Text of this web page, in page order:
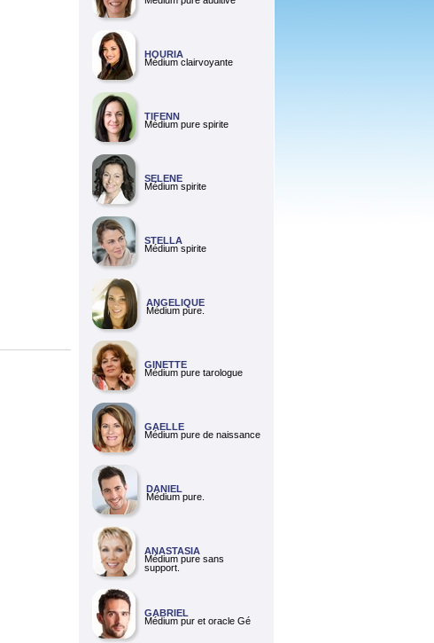
HOURIA
Médium clairvoyante
TIFENN
Médium pure spirite
SELENE
Médium spirite
STELLA
Médium spirite
ANGELIQUE
Médium pure.
GINETTE
Médium pure tarologue
GAELLE
Médium pure de naissance
DANIEL
Médium pure.
ANASTASIA
Médium pure sans
support.
GABRIEL
Médium pur et oracle Gé